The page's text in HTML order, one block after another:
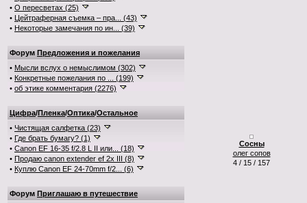
• О пересветах (25)
• Цейтраферная съемка – пра... (43)
• Некоторые замечания по ин... (39)
Форум Предложения и пожелания
• Мысли вслух о немыслимом (302)
• Конкретные пожелания по ... (199)
• об этике комментария (2276)
Цифра/Пленка/Оптика/Остальное
• Чистящая салфетка (23)
• Где брать бумагу? (1)
• Canon EF 16-35 f/2.8 L II или... (18)
• Продаю canon extender ef 2x III (8)
• Куплю Canon EF 24-70mm f/2... (6)
Форум Приглашаю в путешествие
Сосны
олег сопов
4 / 15 / 157